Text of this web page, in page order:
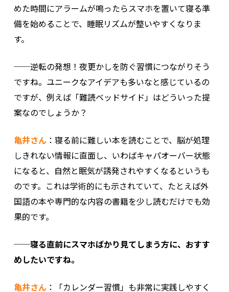
めた時間にアラームが鳴ったらスマホを置いて寝る準
備を始めることで、睡眠リズムが整いやすくなりま
す。
──逆転の発想！夜更かしを防ぐ習慣につながりそう
ですね。ユニークなアイデアも多いなと感じているの
ですが、例えば「難読ベッドサイド」はどういった提
案なのでしょうか？
亀井さん：寝る前に難しい本を読むことで、脳が処理
しきれない情報に直面し、いわばキャパオーバー状態
になると、自然と眠気が誘発されやすくなるというも
のです。これは学術的にも示されていて、たとえば外
国語の本や専門的な内容の書籍を少し読むだけでも効
果的です。
──寝る直前にスマホばかり見てしまう方に、おすす
めしたいですね。
亀井さん：「カレンダー習慣」も非常に実践しやすく